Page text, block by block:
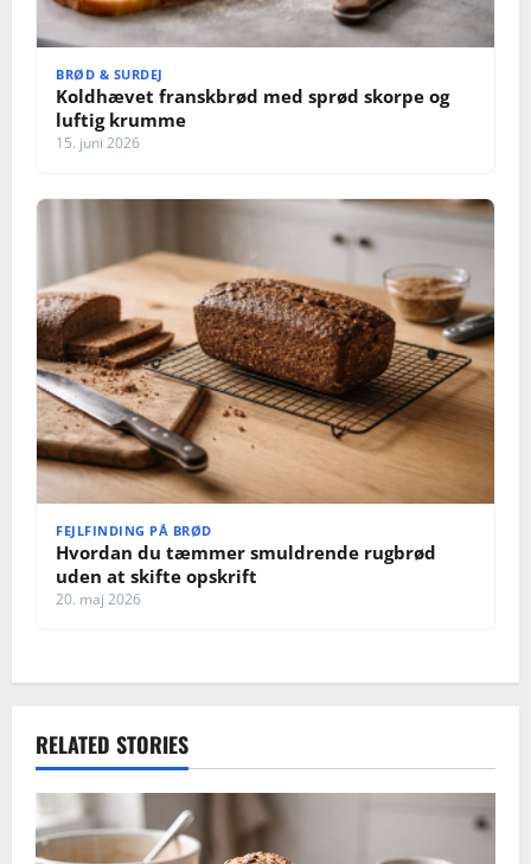
BRØD & SURDEJ
Koldhævet franskbrød med sprød skorpe og
luftig krumme
15. juni 2026
FEJLFINDING PÅ BRØD
Hvordan du tæmmer smuldrende rugbrød
uden at skifte opskrift
20. maj 2026
RELATED STORIES